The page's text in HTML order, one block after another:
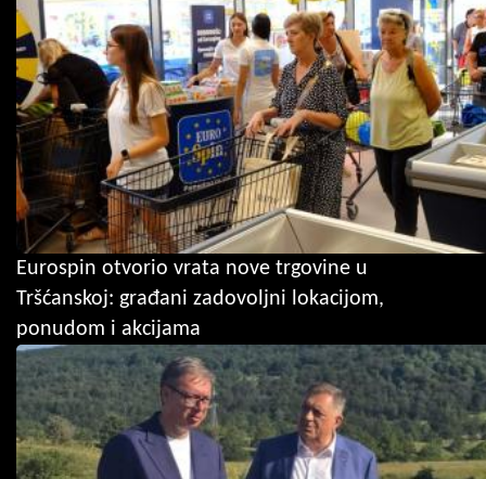
Eurospin otvorio vrata nove trgovine u
Tršćanskoj: građani zadovoljni lokacijom,
ponudom i akcijama